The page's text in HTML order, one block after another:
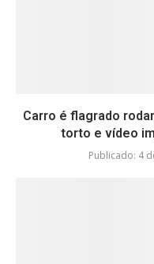
Carro é flagrado
torto e vídeo
Publicado: 4